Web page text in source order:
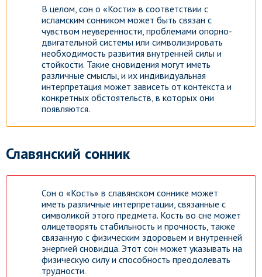
В целом, сон о «Кости» в соответствии с
исламским сонником может быть связан с
чувством неуверенности, проблемами опорно-
двигательной системы или символизировать
необходимость развития внутренней силы и
стойкости. Такие сновидения могут иметь
различные смыслы, и их индивидуальная
интерпретация может зависеть от контекста и
конкретных обстоятельств, в которых они
появляются.
Славянский сонник
Сон о «Кость» в славянском соннике может
иметь различные интерпретации, связанные с
символикой этого предмета. Кость во сне может
олицетворять стабильность и прочность, также
связанную с физическим здоровьем и внутренней
энергией сновидца. Этот сон может указывать на
физическую силу и способность преодолевать
трудности.